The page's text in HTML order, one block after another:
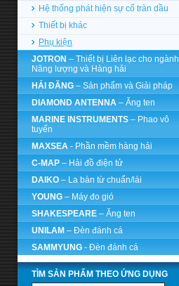
Hệ thống phát hiện sự cố tràn dầu
Thiết bị khác
Phụ kiện
JOTRON – Thiết bị Liên lạc cho ngành
Năng lượng và Hàng hải
HẢI ĐĂNG – Sản phẩm và Giải pháp
DIAMOND ANTENNA – Ăng ten
MARINE INSTRUMENTS – Phao vô
tuyến
MAXSEA - Phần mềm hàng hải
C-MAP – Hải đồ điện tử
DAIKO – La bàn từ chuẩn/lái
YOUNG – Máy đo gió
SHAKESPEARE – Ăng ten
UNILAM – Đèn đánh cá
SAMMYUNG - Đèn đánh cá
TÌM SẢN PHẨM THEO ỨNG DỤNG